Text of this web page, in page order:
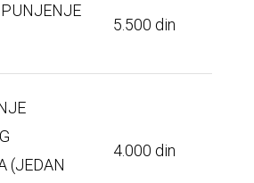
PUNJENJE
5.500 din
(JEDAN
4.000 din